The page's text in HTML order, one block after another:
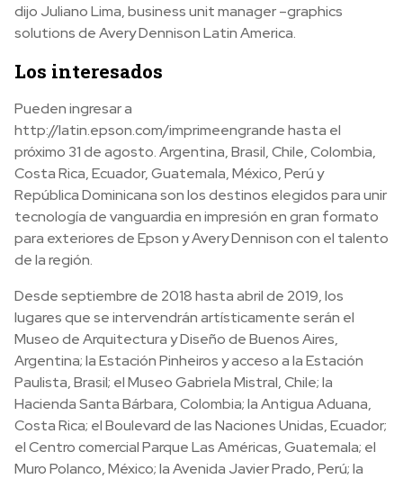
dijo Juliano Lima, business unit manager –graphics
solutions de Avery Dennison Latin America.
Los interesados
Pueden ingresar a
http://latin.epson.com/imprimeengrande hasta el
próximo 31 de agosto. Argentina, Brasil, Chile, Colombia,
Costa Rica, Ecuador, Guatemala, México, Perú y
República Dominicana son los destinos elegidos para unir
tecnología de vanguardia en impresión en gran formato
para exteriores de Epson y Avery Dennison con el talento
de la región.
Desde septiembre de 2018 hasta abril de 2019, los
lugares que se intervendrán artísticamente serán el
Museo de Arquitectura y Diseño de Buenos Aires,
Argentina; la Estación Pinheiros y acceso a la Estación
Paulista, Brasil; el Museo Gabriela Mistral, Chile; la
Hacienda Santa Bárbara, Colombia; la Antigua Aduana,
Costa Rica; el Boulevard de las Naciones Unidas, Ecuador;
el Centro comercial Parque Las Américas, Guatemala; el
Muro Polanco, México; la Avenida Javier Prado, Perú; la